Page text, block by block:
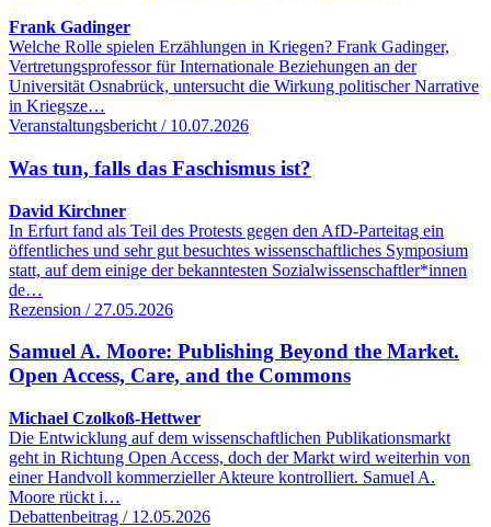
Frank Gadinger
Welche Rolle spielen Erzählungen in Kriegen? Frank Gadinger,
Vertretungsprofessor für Internationale Beziehungen an der
Universität Osnabrück, untersucht die Wirkung politischer Narrative
in Kriegsze…
Veranstaltungsbericht / 10.07.2026
Was tun, falls das Faschismus ist?
David Kirchner
In Erfurt fand als Teil des Protests gegen den AfD-Parteitag ein
öffentliches und sehr gut besuchtes wissenschaftliches Symposium
statt, auf dem einige der bekanntesten Sozialwissenschaftler*innen
de…
Rezension / 27.05.2026
Samuel A. Moore: Publishing Beyond the Market.
Open Access, Care, and the Commons
Michael Czolkoß-Hettwer
Die Entwicklung auf dem wissenschaftlichen Publikationsmarkt
geht in Richtung Open Access, doch der Markt wird weiterhin von
einer Handvoll kommerzieller Akteure kontrolliert. Samuel A.
Moore rückt i…
Debattenbeitrag / 12.05.2026